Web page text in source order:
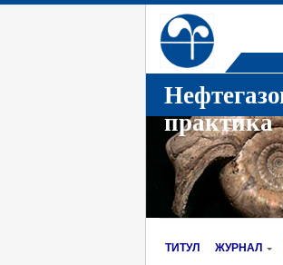
практика
ТИТУЛ ЖУРНАЛ